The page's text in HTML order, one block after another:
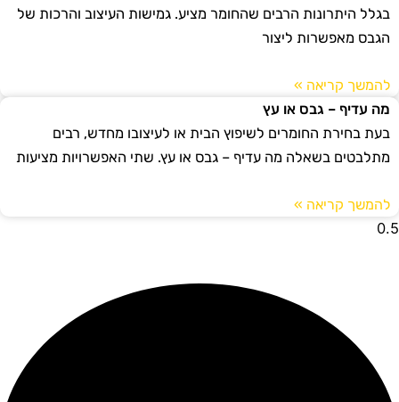
בגלל היתרונות הרבים שהחומר מציע. גמישות העיצוב והרכות של
הגבס מאפשרות ליצור
להמשך קריאה »
מה עדיף – גבס או עץ
בעת בחירת החומרים לשיפוץ הבית או לעיצובו מחדש, רבים
מתלבטים בשאלה מה עדיף – גבס או עץ. שתי האפשרויות מציעות
להמשך קריאה »